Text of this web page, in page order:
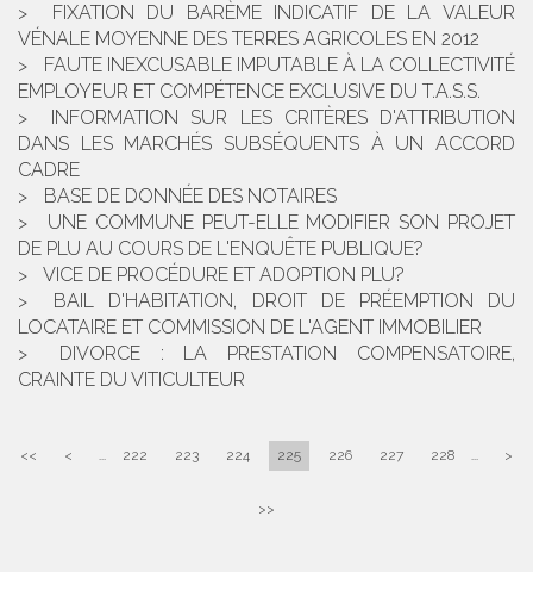
FIXATION DU BARÈME INDICATIF DE LA VALEUR
VÉNALE MOYENNE DES TERRES AGRICOLES EN 2012
FAUTE INEXCUSABLE IMPUTABLE À LA COLLECTIVITÉ
EMPLOYEUR ET COMPÉTENCE EXCLUSIVE DU T.A.S.S.
INFORMATION SUR LES CRITÈRES D'ATTRIBUTION
DANS LES MARCHÉS SUBSÉQUENTS À UN ACCORD
CADRE
BASE DE DONNÉE DES NOTAIRES
UNE COMMUNE PEUT-ELLE MODIFIER SON PROJET
DE PLU AU COURS DE L'ENQUÊTE PUBLIQUE?
VICE DE PROCÉDURE ET ADOPTION PLU?
BAIL D'HABITATION, DROIT DE PRÉEMPTION DU
LOCATAIRE ET COMMISSION DE L'AGENT IMMOBILIER
DIVORCE : LA PRESTATION COMPENSATOIRE,
CRAINTE DU VITICULTEUR
<< < ... 222 223 224 225 226 227 228 ... >
>>